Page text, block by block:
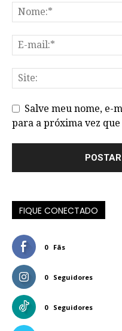
Salve meu nome, e-
para a próxima vez
FIQUE CONECTADO
0 Fãs
0 Seguidores
0 Seguidores